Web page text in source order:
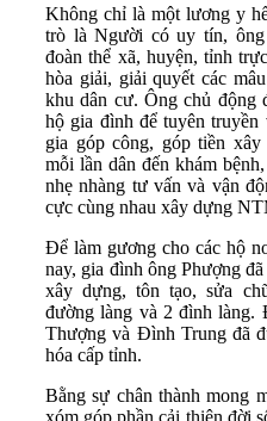
Không chỉ là một lương y
trò là Người có uy tín,
đoàn thể xã, huyện, tỉnh
hòa giải, giải quyết các
khu dân cư. Ông chủ động
hộ gia đình để tuyên
gia góp công, góp tiền
mỗi lần dân đến khám
nhẹ nhàng tư vấn và vận
cực cùng nhau xây dựng
Để làm gương cho các hộ
nay, gia đình ông Phượng
xây dựng, tôn tạo, sửa
đường làng và 2 đình
Thượng và Đình Trung đã
hóa cấp tỉnh.
Bằng sự chân thành mong